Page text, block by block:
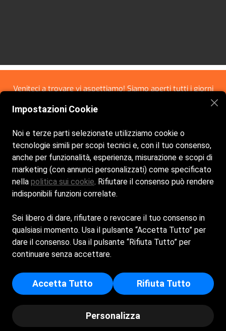
Veniteci a trovare vi aspettiamo! Siamo aperti tutti i giorni
Home La spiaggia Bar e Ristorante Eventi Contatti
BAGNI NILO DI L. VENTURINO E C. S.A.S. - Sede Legale:
Iscritta al registro delle imprese di Savona - p.i/c.f:
01569330093 - Numero REA: SV - 157845
© Copyright - Bagni Nilo | Powered by
Privacy
Impostazioni Cookie
Noi e terze parti selezionate utilizziamo cookie o
tecnologie simili per scopi tecnici e, con il tuo consenso,
anche per funzionalità, esperienza, misurazione e scopi di
marketing (con annunci personalizzati) come specificato
nella politica sui cookie. Rifiutare il consenso può rendere
indisponibili funzioni correlate.
Sei libero di dare, rifiutare o revocare il tuo consenso in
qualsiasi momento. Usa il pulsante “Accetta Tutto” per
dare il consenso. Usa il pulsante “Rifiuta Tutto” per
continuare senza accettare.
Accetta Tutto Rifiuta Tutto
Personalizza